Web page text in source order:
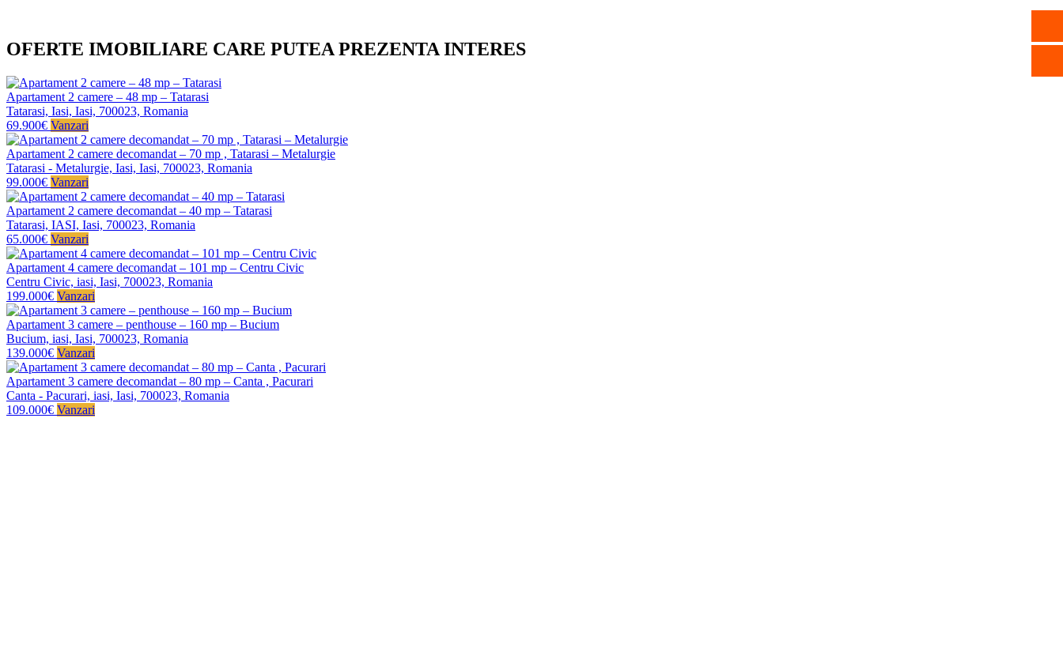
OFERTE IMOBILIARE CARE PUTEA PREZENTA INTERES
Apartament 2 camere – 48 mp – Tatarasi
Tatarasi, Iasi, Iasi, 700023, Romania
69.900€ Vanzari
Apartament 2 camere decomandat – 70 mp , Tatarasi – Metalurgie
Tatarasi - Metalurgie, Iasi, Iasi, 700023, Romania
99.000€ Vanzari
Apartament 2 camere decomandat – 40 mp – Tatarasi
Tatarasi, IASI, Iasi, 700023, Romania
65.000€ Vanzari
Apartament 4 camere decomandat – 101 mp – Centru Civic
Centru Civic, iasi, Iasi, 700023, Romania
199.000€ Vanzari
Apartament 3 camere – penthouse – 160 mp – Bucium
Bucium, iasi, Iasi, 700023, Romania
139.000€ Vanzari
Apartament 3 camere decomandat – 80 mp – Canta , Pacurari
Canta - Pacurari, iasi, Iasi, 700023, Romania
109.000€ Vanzari